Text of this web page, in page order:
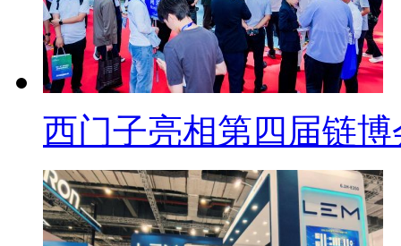
西门子亮相第四届链博